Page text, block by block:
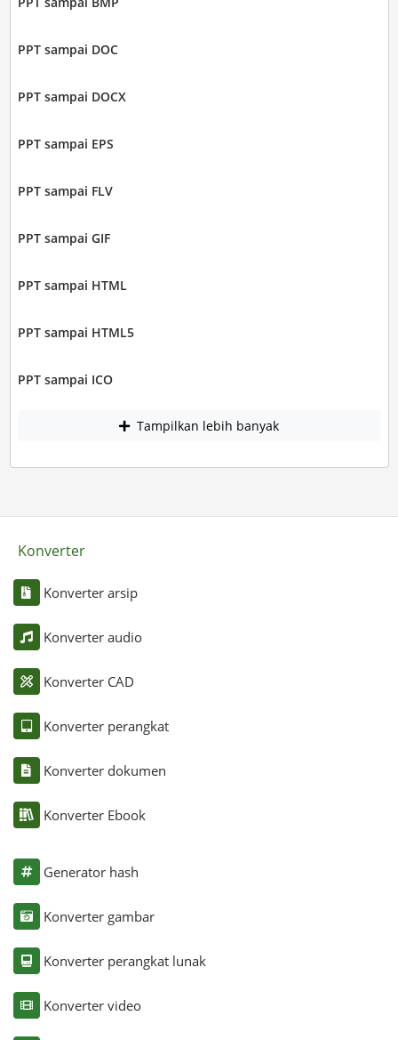
PPT sampai DOC
PPT sampai DOCX
PPT sampai EPS
PPT sampai FLV
PPT sampai GIF
PPT sampai HTML
PPT sampai HTML5
PPT sampai ICO
Tampilkan lebih banyak
Konverter
Konverter arsip
Konverter audio
Konverter CAD
Konverter perangkat
Konverter dokumen
Konverter Ebook
Generator hash
Konverter gambar
Konverter perangkat lunak
Konverter video